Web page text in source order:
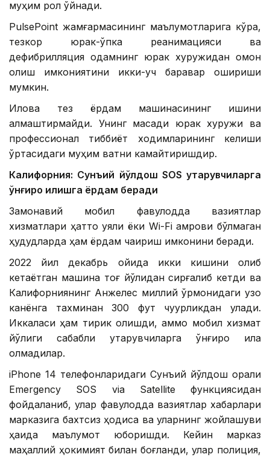
муҳим рол ўйнади.
PulsePoint жамғармасининг маълумотларига кўра,
тезкор юрак-ўпка реанимацияси ва
дефибрилляция одамнинг юрак хуружидан омон
қолиш имкониятини икки-уч баравар ошириши
мумкин.
Илова тез ёрдам машинасининг ишини
алмаштирмайди. Унинг мақсади юрак хуружи ва
профессионал тиббиёт ходимларининг келиши
ўртасидаги муҳим вақтни камайтиришдир.
Калифорния: Сунъий йўлдош SOS қутқарувчиларга
қўнғироқ қилишга ёрдам беради
Замонавий мобил фавқулодда вазиятлар
хизматлари ҳатто уяли ёки Wi-Fi қамрови бўлмаган
ҳудудларда ҳам ёрдам чақириш имконини беради.
2022 йил декабрь ойида икки кишини олиб
кетаётган машина тоғ йўлидан сирғалиб кетди ва
Калифорниянинг Анжелес миллий ўрмонидаги узоқ
канёнга тахминан 300 фут чуқурликдан қулади.
Иккаласи ҳам тирик қолишди, аммо мобил хизмат
йўқлиги сабабли қутқарувчиларга қўнғироқ қила
олмадилар.
iPhone 14 телефонларидаги Сунъий йўлдош орқали
Emergency SOS via Satellite функциясидан
фойдаланиб, улар фавқулодда вазиятлар хабарлари
марказига бахтсиз ҳодиса ва уларнинг жойлашуви
ҳақида маълумот юборишди. Кейин марказ
маҳаллий ҳокимият билан боғланди, улар полиция,